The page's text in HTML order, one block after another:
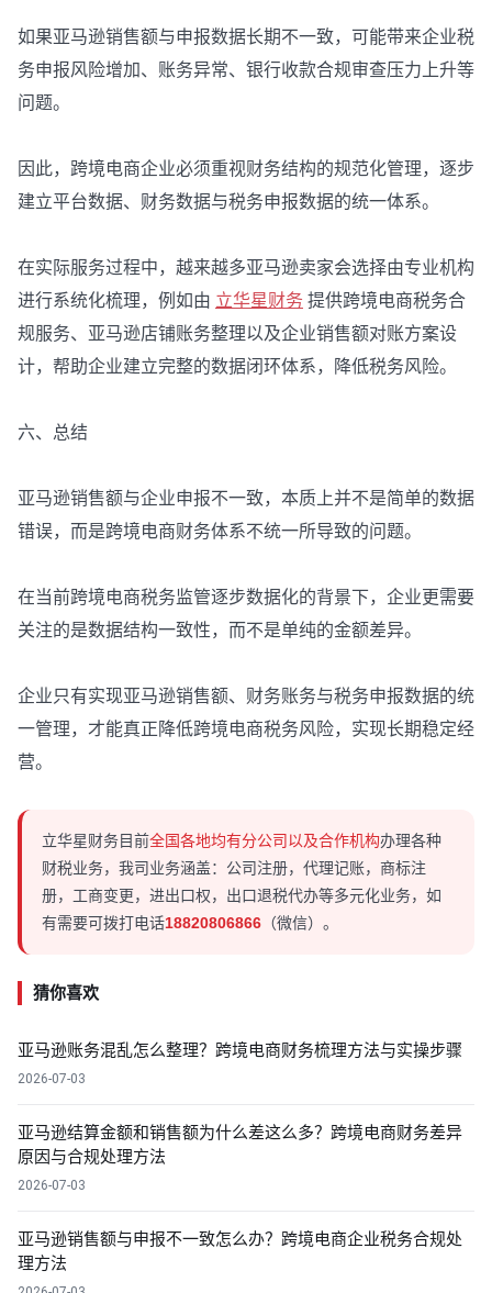
如果亚马逊销售额与申报数据长期不一致，可能带来企业税
务申报风险增加、账务异常、银行收款合规审查压力上升等
问题。
因此，跨境电商企业必须重视财务结构的规范化管理，逐步
建立平台数据、财务数据与税务申报数据的统一体系。
在实际服务过程中，越来越多亚马逊卖家会选择由专业机构
进行系统化梳理，例如由 立华星财务 提供跨境电商税务合
规服务、亚马逊店铺账务整理以及企业销售额对账方案设
计，帮助企业建立完整的数据闭环体系，降低税务风险。
六、总结
亚马逊销售额与企业申报不一致，本质上并不是简单的数据
错误，而是跨境电商财务体系不统一所导致的问题。
在当前跨境电商税务监管逐步数据化的背景下，企业更需要
关注的是数据结构一致性，而不是单纯的金额差异。
企业只有实现亚马逊销售额、财务账务与税务申报数据的统
一管理，才能真正降低跨境电商税务风险，实现长期稳定经
营。
立华星财务目前全国各地均有分公司以及合作机构办理各种
财税业务，我司业务涵盖：公司注册，代理记账，商标注
册，工商变更，进出口权，出口退税代办等多元化业务，如
有需要可拨打电话18820806866 （微信）。
猜你喜欢
亚马逊账务混乱怎么整理？跨境电商财务梳理方法与实操步骤
2026-07-03
亚马逊结算金额和销售额为什么差这么多？跨境电商财务差异
原因与合规处理方法
2026-07-03
亚马逊销售额与申报不一致怎么办？跨境电商企业税务合规处
理方法